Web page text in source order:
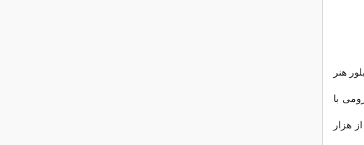
هنر
با
هزار